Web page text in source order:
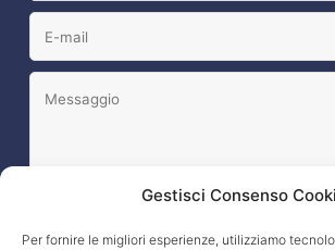
Gestisci Consenso
Per fornire le migliori esperienze, utilizziamo